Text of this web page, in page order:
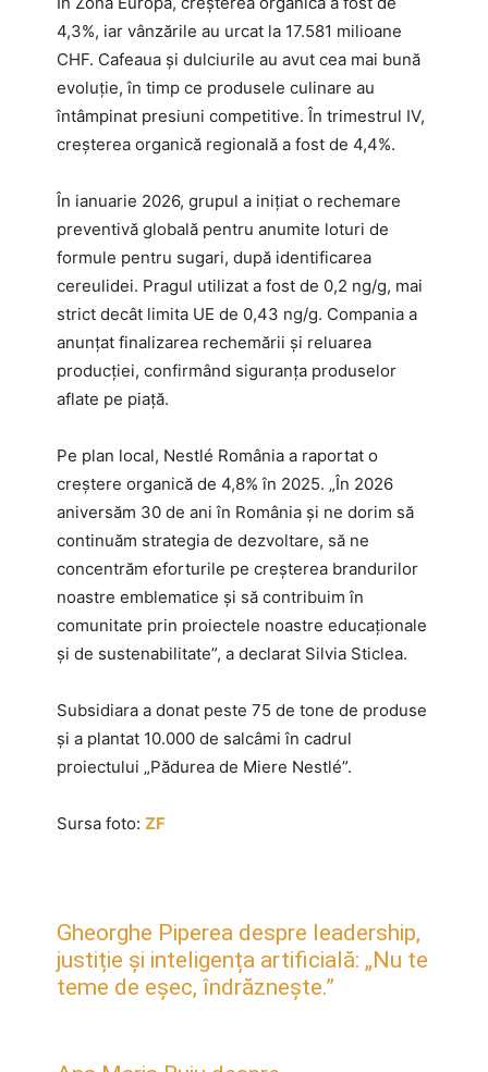
4,3%, iar vânzările au urcat la 17.581 milioane
CHF. Cafeaua și dulciurile au avut cea mai bună
evoluție, în timp ce produsele culinare au
întâmpinat presiuni competitive. În trimestrul IV,
creșterea organică regională a fost de 4,4%.
În ianuarie 2026, grupul a inițiat o rechemare
preventivă globală pentru anumite loturi de
formule pentru sugari, după identificarea
cereulidei. Pragul utilizat a fost de 0,2 ng/g, mai
strict decât limita UE de 0,43 ng/g. Compania a
anunțat finalizarea rechemării și reluarea
producției, confirmând siguranța produselor
aflate pe piață.
Pe plan local, Nestlé România a raportat o
creștere organică de 4,8% în 2025. „În 2026
aniversăm 30 de ani în România și ne dorim să
continuăm strategia de dezvoltare, să ne
concentrăm eforturile pe creșterea brandurilor
noastre emblematice și să contribuim în
comunitate prin proiectele noastre educaționale
și de sustenabilitate”, a declarat Silvia Sticlea.
Subsidiara a donat peste 75 de tone de produse
și a plantat 10.000 de salcâmi în cadrul
proiectului „Pădurea de Miere Nestlé”.
Sursa foto: ZF
Gheorghe Piperea despre leadership,
justiție și inteligența artificială: „Nu te
teme de eșec, îndrăznește.”